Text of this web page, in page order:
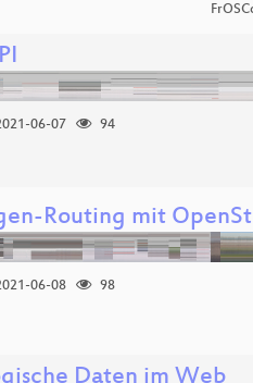
06-07
94
Routing mit
06-08
98